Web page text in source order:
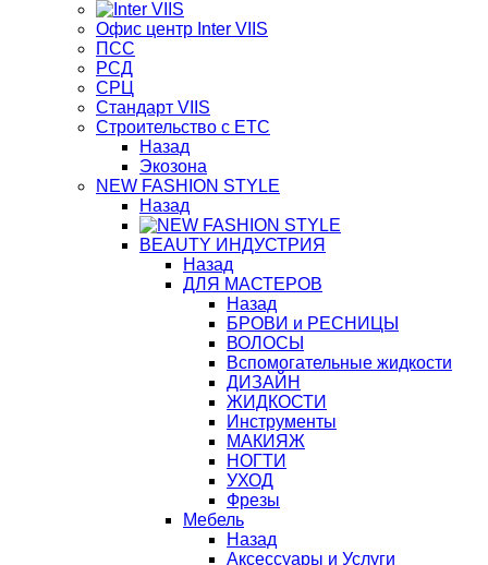
Офис центр Inter VIIS
ПСС
РСД
СРЦ
Стандарт VIIS
Строительство с ЕТС
Назад
Экозона
NEW FASHION STYLE
Назад
BЕАUTY ИНДУСТРИЯ
Назад
ДЛЯ МАСТЕРОВ
Назад
БРОВИ и РЕСНИЦЫ
ВОЛОСЫ
Вспомогательные жидкости
ДИЗАЙН
ЖИДКОСТИ
Инструменты
МАКИЯЖ
НОГТИ
УХОД
Фрезы
Мебель
Назад
Аксессуары и Услуги